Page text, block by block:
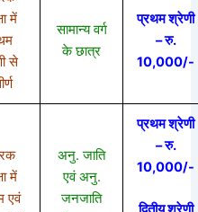
में
से
सामान्य वर्ग
के छात्र
प्रथम श्रेणी
– रु.
10,000/-
में
एवं
अनु. जाति
एवं अनु.
जनजाति
प्रथम श्रेणी
– रु.
10,000/-